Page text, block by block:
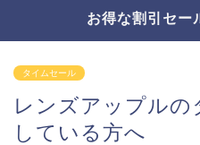
お得な割引セー
タイムセール
レンズアップルの
している方へ